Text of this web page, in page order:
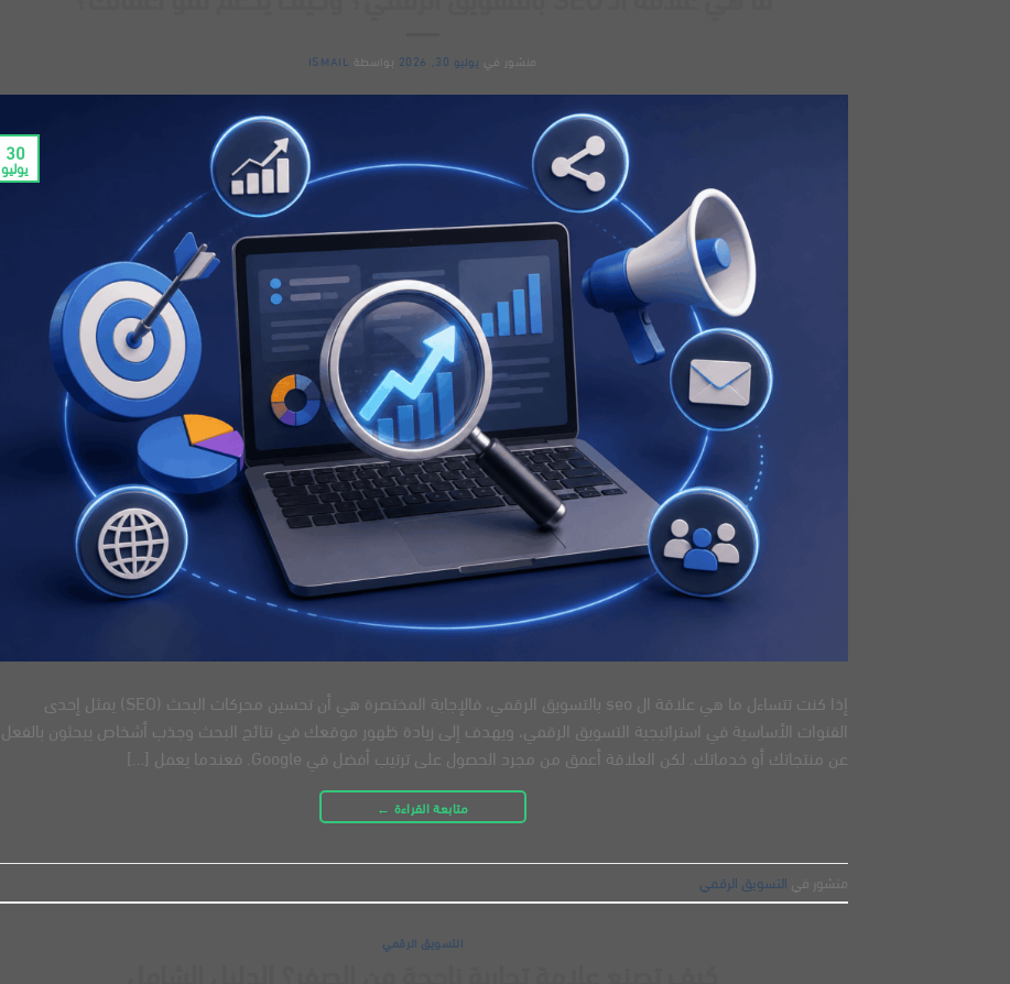
منشور في يوليو 30, 2026 بواسطة ISMAIL
30
يوليو
إذا كنت تتساءل ما هي علاقة ال seo بالتسويق الرقمي، فالإجابة المختصرة هي أن تحسين محركات البحث (SEO) يمثل إحدى
القنوات الأساسية في استراتيجية التسويق الرقمي، ويهدف إلى زيادة ظهور موقعك في نتائج البحث وجذب أشخاص يبحثون بالفعل
عن منتجاتك أو خدماتك. لكن العلاقة أعمق من مجرد الحصول على ترتيب أفضل في Google. فعندما يعمل […]
متابعة القراءة ←
منشور في التسويق الرقمي
التسويق الرقمي